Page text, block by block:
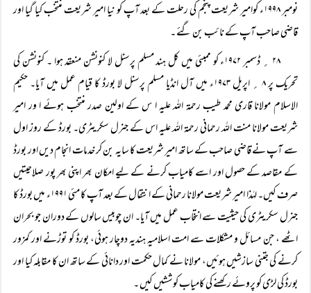
نومبر ۱۹۹۸ء کوامیر شریعت پنجم کی رحلت کے بعد آپ کو نیا امیر شریعت منتخب کیا گیا اور
قاضی صاحب آپ کے نائب بن گئے ۔
۲۸ ؍ ڈسمبر ۱۹۷۲ء کو ممبئی میں کل ہند مسلم پرسنل لا کنونشن منعقد ہوا ۔ کنونشن کی
تحریک پر ۸ ؍ اپریل ۱۹۷۳ء میں آل انڈیا مسلم پرسنل لا بورڈ کا قیام عمل میں آیا۔ حکیم
الاسلام مولانا قاری محمد طیب رحمۃ اللہ علیہ ا س کے اولین صدر منتخب ہوئے ا ور امیر
شریعت مولانا منت اللہ رحمانی رحمۃ اللہ علیہ اس کے جنرل سکریٹری۔ بورڈ کے روز اول
سے آپ نے قاضی صاحب کے ساتھ امیر شریعت کا سایہ بن کر خدمات انجام دیں اور بورڈ
کے مقاصد کے حصول اور اسے کامیاب کرنے کے لیے امکان بھر اپنی بھر پور صلاحیتیں
صرف کیں۔ لہٰذا امیر شریعت مولانا رحمانی کے انتقال کے بعد آپ کا مئی ۱۹۹۱ء میں بورڈ کا
جنرل سکریٹری کی حیثیت سے انتخاب عمل میں آیا۔ ان چوبیس سالوں کے دوران جو بحران
اٹھے ، جن مسائل و مشکلات سے امت اسلامیہ ہندیہ دوچار ہوئی، بورڈ کو توڑنے اور کمزور
کرنے کی جتنی سازشیں ہوئیں، مولانا نے کمال حکمت اور دانائی کے ساتھ ان کا مقابلہ کیا اور
بورڈ کی لڑی کو پروئے رکھنے کی کامیاب کوششیں کیں ۔